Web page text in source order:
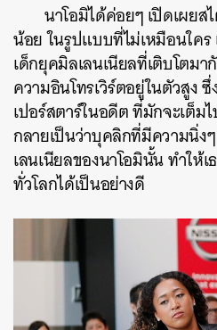
นาโอมิได้ค่อยๆ เปิดเผยส
น้อย ในรูปแบบที่ไม่เหมือนใค
เด็กยุคมิลเลนเนียลที่เติบโตม
ความอินโทรเวิร์ตอยู่ในตัวสูง
เปอร์สตาร์ในอดีต ที่มักจะเต็
กลายเป็นว่าบุคลิกที่มีความนิ่
เลนเนียลของนาโอมินั้น ทำให้
ทั่วโลกได้เป็นอย่างดี